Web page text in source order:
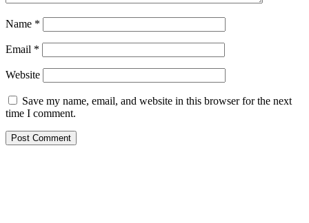
Name *
Email *
Website
Save my name, email, and website in this browser for the next
time I comment.